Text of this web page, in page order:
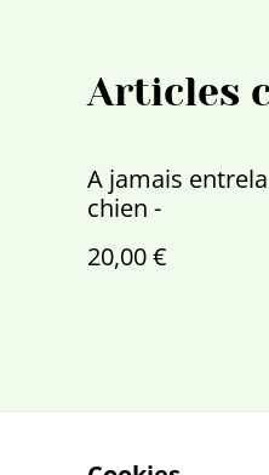
Articles
A jamais
chien -
20,00 €